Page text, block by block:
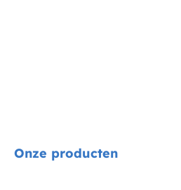
Onze producten